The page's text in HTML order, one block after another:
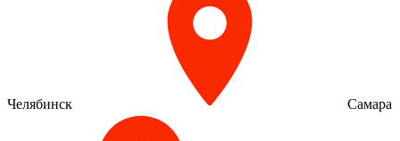
Челябинск Самара